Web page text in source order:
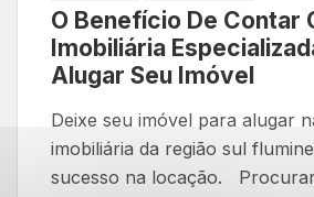
O Benefício De Contar
Imobiliária
Alugar Seu Imóvel
Deixe seu imóvel para alugar
imobiliária da região sul
sucesso na locação.